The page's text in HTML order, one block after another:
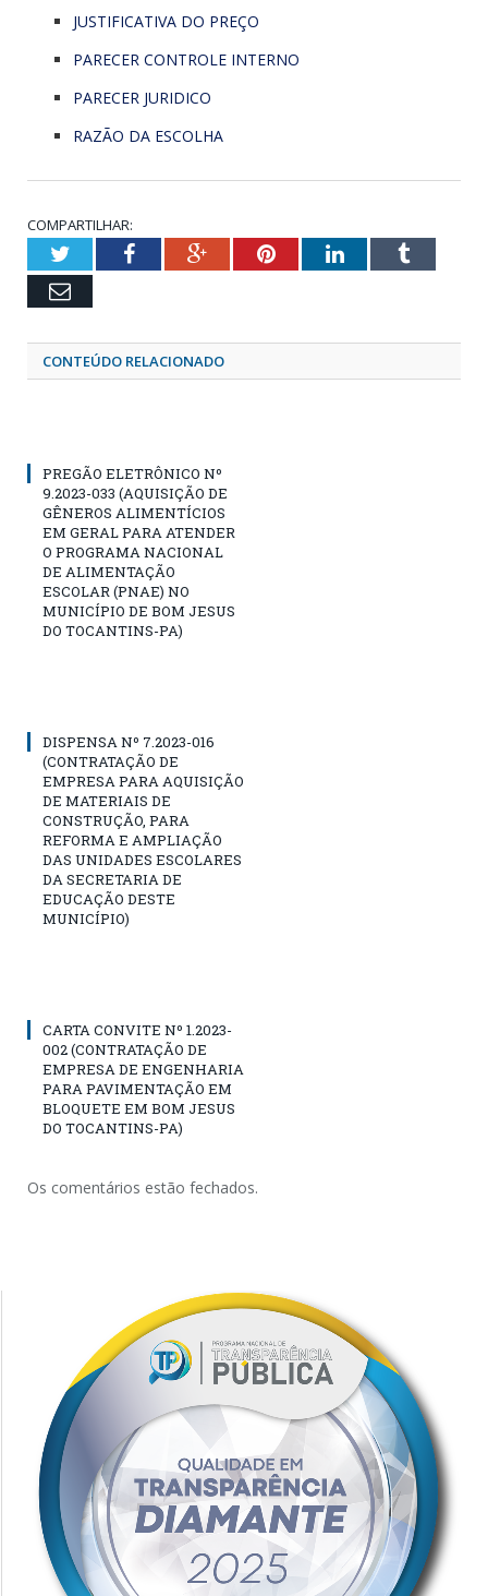
JUSTIFICATIVA DO PREÇO
PARECER CONTROLE INTERNO
PARECER JURIDICO
RAZÃO DA ESCOLHA
COMPARTILHAR:
TwitterFacebookGoogle+PinterestLinkedInTumblr
Email
CONTEÚDO RELACIONADO
PREGÃO ELETRÔNICO Nº
9.2023-033 (AQUISIÇÃO DE
GÊNEROS ALIMENTÍCIOS
EM GERAL PARA ATENDER
O PROGRAMA NACIONAL
DE ALIMENTAÇÃO
ESCOLAR (PNAE) NO
MUNICÍPIO DE BOM JESUS
DO TOCANTINS-PA)
DISPENSA Nº 7.2023-016
(CONTRATAÇÃO DE
EMPRESA PARA AQUISIÇÃO
DE MATERIAIS DE
CONSTRUÇÃO, PARA
REFORMA E AMPLIAÇÃO
DAS UNIDADES ESCOLARES
DA SECRETARIA DE
EDUCAÇÃO DESTE
MUNICÍPIO)
CARTA CONVITE Nº 1.2023-
002 (CONTRATAÇÃO DE
EMPRESA DE ENGENHARIA
PARA PAVIMENTAÇÃO EM
BLOQUETE EM BOM JESUS
DO TOCANTINS-PA)
Os comentários estão fechados.